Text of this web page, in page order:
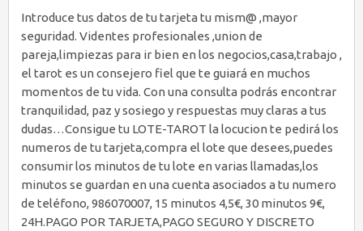
Introduce tus datos de tu tarjeta tu mism@ ,mayor
seguridad. Videntes profesionales ,union de
pareja,limpiezas para ir bien en los negocios,casa,trabajo ,
el tarot es un consejero fiel que te guiará en muchos
momentos de tu vida. Con una consulta podrás encontrar
tranquilidad, paz y sosiego y respuestas muy claras a tus
dudas…Consigue tu LOTE-TAROT la locucion te pedirá los
numeros de tu tarjeta,compra el lote que desees,puedes
consumir los minutos de tu lote en varias llamadas,los
minutos se guardan en una cuenta asociados a tu numero
de teléfono, 986070007, 15 minutos 4,5€, 30 minutos 9€,
24H.PAGO POR TARJETA,PAGO SEGURO Y DISCRETO